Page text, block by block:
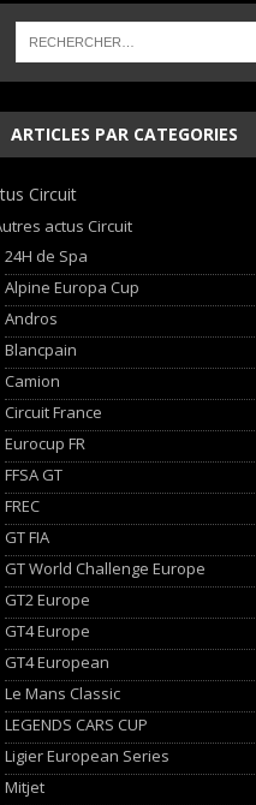
double succès à Magny-
museum mobile
NEWS
ARTICLES PAR CATEGORIES
Circuit
actus Circuit
24H de Spa
Alpine Europa Cup
Andros
Blancpain
Camion
Circuit France
Eurocup FR
FFSA GT
FREC
GT FIA
GT World Challenge Europe
GT2 Europe
GT4 Europe
GT4 European
Le Mans Classic
LEGENDS CARS CUP
Ligier European Series
Mitjet